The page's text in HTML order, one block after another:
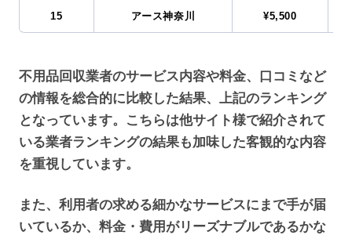
15 アース神奈川 ¥5,500
不用品回収業者のサービス内容や料金、口コミなど
の情報を総合的に比較した結果、上記のランキング
となっています。こちらは他サイト様で紹介されて
いる業者ランキングの結果も加味した客観的な内容
を重視しています。
また、利用者の求める細かなサービスにまで手が届
いているか、料金・費用がリーズナブルであるかな